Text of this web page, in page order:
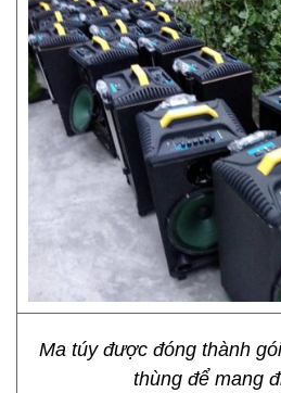
Ma túy được đóng thành
thùng để mang